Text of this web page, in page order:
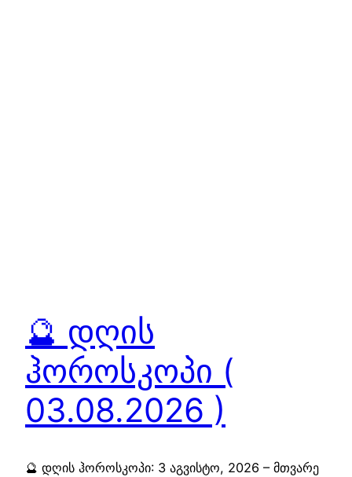
🔮 დღის
ჰოროსკოპი (
03.08.2026 )
🔮 დღის ჰოროსკოპი: 3 აგვისტო, 2026 – მთვარე